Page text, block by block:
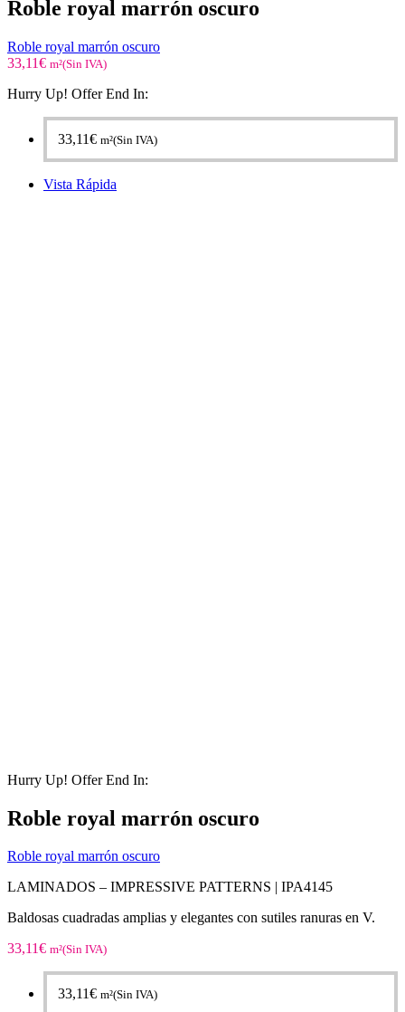
Roble royal marrón oscuro
Roble royal marrón oscuro
33,11€ m²(Sin IVA)
Hurry Up! Offer End In:
33,11€ m²(Sin IVA)
Vista Rápida
Hurry Up! Offer End In:
Roble royal marrón oscuro
Roble royal marrón oscuro
LAMINADOS – IMPRESSIVE PATTERNS | IPA4145
Baldosas cuadradas amplias y elegantes con sutiles ranuras en V.
33,11€ m²(Sin IVA)
33,11€ m²(Sin IVA)